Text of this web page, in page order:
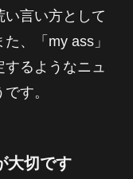
言い方として
、「my ass」
るようなニュ
す。
大切です